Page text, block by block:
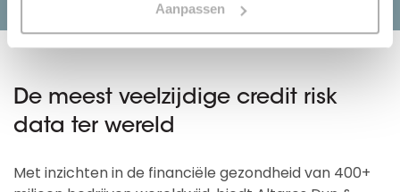
Aanpassen
De meest veelzijdige credit risk
data ter wereld
Met inzichten in de financiële gezondheid van 400+